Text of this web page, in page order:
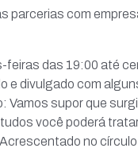
parcerias com
das 19:00 até
e divulgado com
supor que
você poderá
no